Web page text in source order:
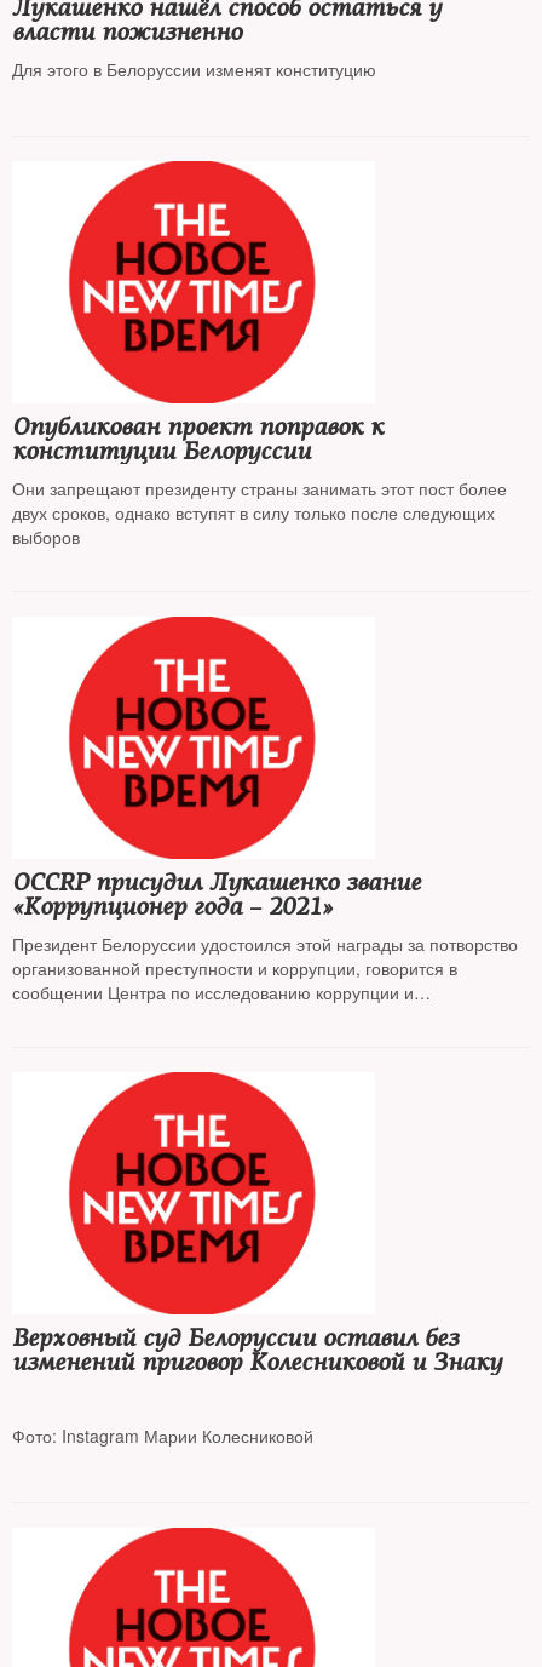
Лукашенко нашёл способ остаться у
власти пожизненно
Для этого в Белоруссии изменят конституцию
Опубликован проект поправок к
конституции Белоруссии
Они запрещают президенту страны занимать этот пост более
двух сроков, однако вступят в силу только после следующих
выборов
OCCRP присудил Лукашенко звание
«Коррупционер года – 2021»
Президент Белоруссии удостоился этой награды за потворство
организованной преступности и коррупции, говорится в
сообщении Центра по исследованию коррупции и
Верховный суд Белоруссии оставил без
изменений приговор Колесниковой и Знаку
Фото: Instagram Марии Колесниковой
получили 11 и 10 лет тюрьмы по обвинению в заговоре с целью
захвата власти и создании экстремистского формирования